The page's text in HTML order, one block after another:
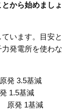
から始めましょ
います。目安と
発電所を使わな
発 3.5基減
1.5基減
原発 1基減